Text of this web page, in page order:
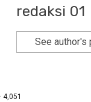
redaksi 01
See author's
4,051